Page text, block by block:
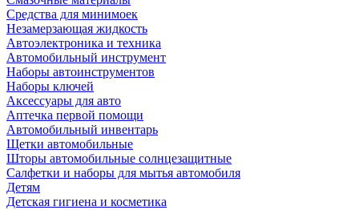
Средства для минимоек
Незамерзающая жидкость
Автоэлектроника и техника
Автомобильный инструмент
Наборы автоинструментов
Наборы ключей
Аксессуары для авто
Аптечка первой помощи
Автомобильный инвентарь
Щетки автомобильные
Шторы автомобильные солнцезащитные
Салфетки и наборы для мытья автомобиля
Детям
Детская гигиена и косметика